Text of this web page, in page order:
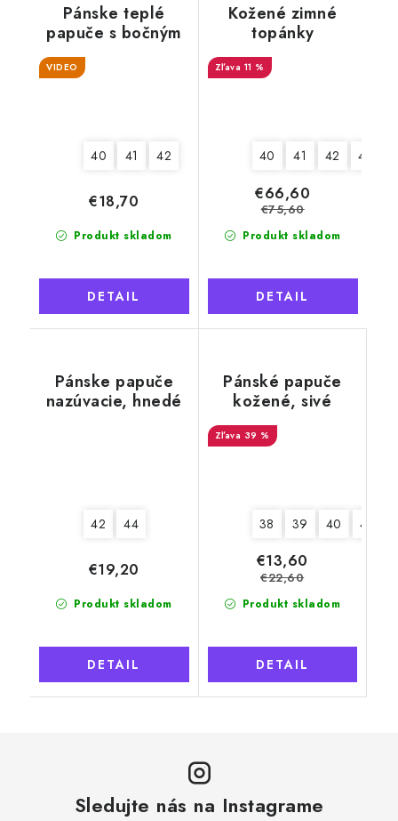
Pánske teplé
papuče s bočným
plastovým zipsom,
čierny lem
VIDEO
40 41 42
Produkt skladom
€18,70
DETAIL
Kožené zimné
topánky
"Exclusive"
11 %
40 41 42 43
Produkt skladom
€66,60
€75,60
DETAIL
Pánske papuče
nazúvacie, hnedé
42 44
Produkt skladom
€19,20
DETAIL
Pánské papuče
kožené, sivé
BOSS, svetlá
podrážka
39 %
38 39 40 41
Produkt skladom
€13,60
€22,60
DETAIL
Sledujte nás na Instagrame